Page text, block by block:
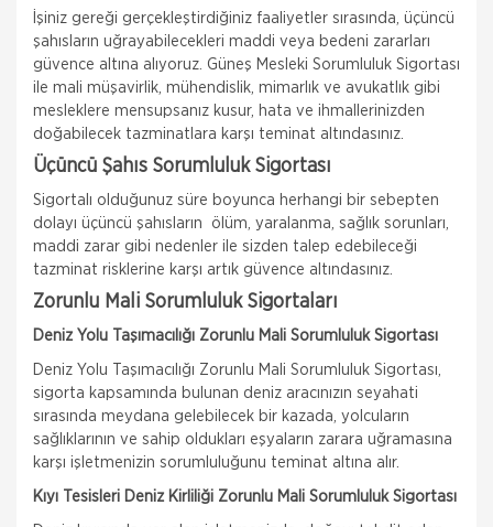
İşiniz gereği gerçekleştirdiğiniz faaliyetler sırasında, üçüncü
şahısların uğrayabilecekleri maddi veya bedeni zararları
güvence altına alıyoruz. Güneş Mesleki Sorumluluk Sigortası
ile mali müşavirlik, mühendislik, mimarlık ve avukatlık gibi
mesleklere mensupsanız kusur, hata ve ihmallerinizden
doğabilecek tazminatlara karşı teminat altındasınız.
Üçüncü Şahıs Sorumluluk Sigortası
Sigortalı olduğunuz süre boyunca herhangi bir sebepten
dolayı üçüncü şahısların ölüm, yaralanma, sağlık sorunları,
maddi zarar gibi nedenler ile sizden talep edebileceği
tazminat risklerine karşı artık güvence altındasınız.
Zorunlu Mali Sorumluluk Sigortaları
Deniz Yolu Taşımacılığı Zorunlu Mali Sorumluluk Sigortası
Deniz Yolu Taşımacılığı Zorunlu Mali Sorumluluk Sigortası,
sigorta kapsamında bulunan deniz aracınızın seyahati
sırasında meydana gelebilecek bir kazada, yolcuların
sağlıklarının ve sahip oldukları eşyaların zarara uğramasına
karşı işletmenizin sorumluluğunu teminat altına alır.
Kıyı Tesisleri Deniz Kirliliği Zorunlu Mali Sorumluluk Sigortası